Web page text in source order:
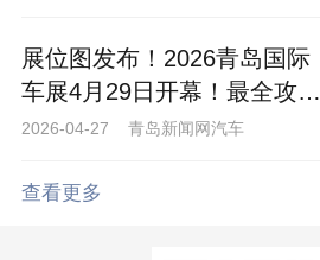
展位图发布！2026青岛国际
车展4月29日开幕！最全攻略
来袭！
2026-04-27 青岛新闻网汽车
查看更多